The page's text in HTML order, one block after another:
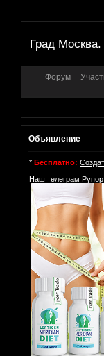
Град
Форум
Объявление
* Бесплатно:
Наш телеграм